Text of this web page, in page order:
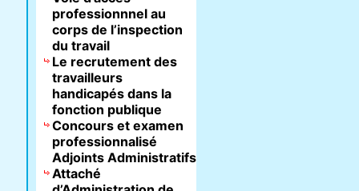
professionnnel au
corps de l’inspection
du travail
Le recrutement des
travailleurs
handicapés dans la
fonction publique
Concours et examen
professionnalisé
Adjoints Administratifs
Attaché